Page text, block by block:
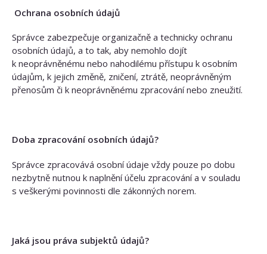
Ochrana osobních údajů
Správce zabezpečuje organizačně a technicky ochranu
osobních údajů, a to tak, aby nemohlo dojít
k neoprávněnému nebo nahodilému přístupu k osobním
údajům, k jejich změně, zničení, ztrátě, neoprávněným
přenosům či k neoprávněnému zpracování nebo zneužití.
Doba zpracování osobních údajů?
Správce zpracovává osobní údaje vždy pouze po dobu
nezbytně nutnou k naplnění účelu zpracování a v souladu
s veškerými povinnosti dle zákonných norem.
Jaká jsou práva subjektů údajů?